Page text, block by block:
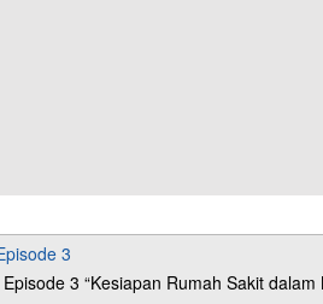
3
3 “Kesiapan Rumah Sakit